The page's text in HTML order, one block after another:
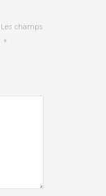
Les champs
*